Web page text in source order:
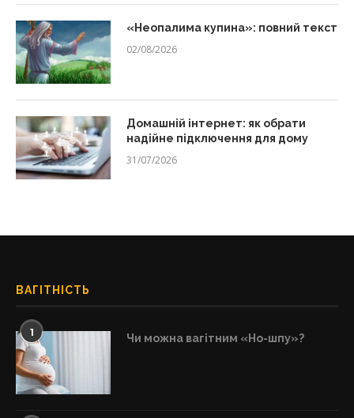
«Неопалима купина»: повний текст
02/08/2026
Домашній інтернет: як обрати
надійне підключення для дому
31/07/2026
ВАГІТНІСТЬ
1 Чи можна вагітним «Но-шпу»?